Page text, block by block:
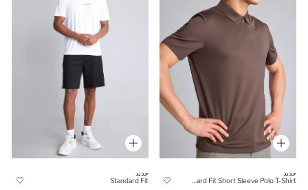
جديد
جديد
Standard Fit